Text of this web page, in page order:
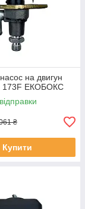
на двигун
173F ЕКОБОКС
₴
Купити